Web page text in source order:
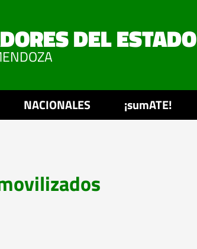
DEL ESTADO
NACIONALES ¡sumATE!